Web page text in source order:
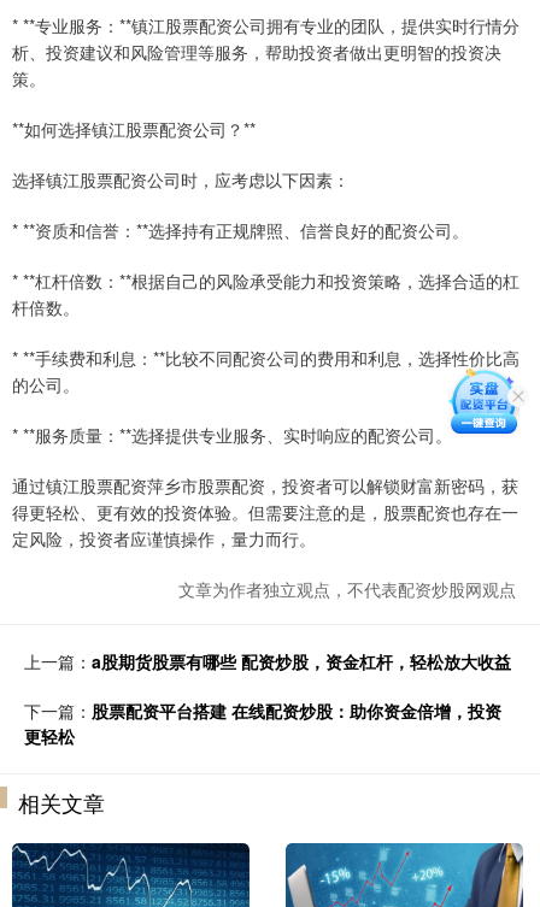
* **专业服务：**镇江股票配资公司拥有专业的团队，提供实时行情分
析、投资建议和风险管理等服务，帮助投资者做出更明智的投资决
策。
**如何选择镇江股票配资公司？**
选择镇江股票配资公司时，应考虑以下因素：
* **资质和信誉：**选择持有正规牌照、信誉良好的配资公司。
* **杠杆倍数：**根据自己的风险承受能力和投资策略，选择合适的杠
杆倍数。
* **手续费和利息：**比较不同配资公司的费用和利息，选择性价比高
的公司。
* **服务质量：**选择提供专业服务、实时响应的配资公司。
通过镇江股票配资萍乡市股票配资，投资者可以解锁财富新密码，获
得更轻松、更有效的投资体验。但需要注意的是，股票配资也存在一
定风险，投资者应谨慎操作，量力而行。
文章为作者独立观点，不代表配资炒股网观点
上一篇： a股期货股票有哪些 配资炒股，资金杠杆，轻松放大收益
下一篇： 股票配资平台搭建 在线配资炒股：助你资金倍增，投资
更轻松
相关文章